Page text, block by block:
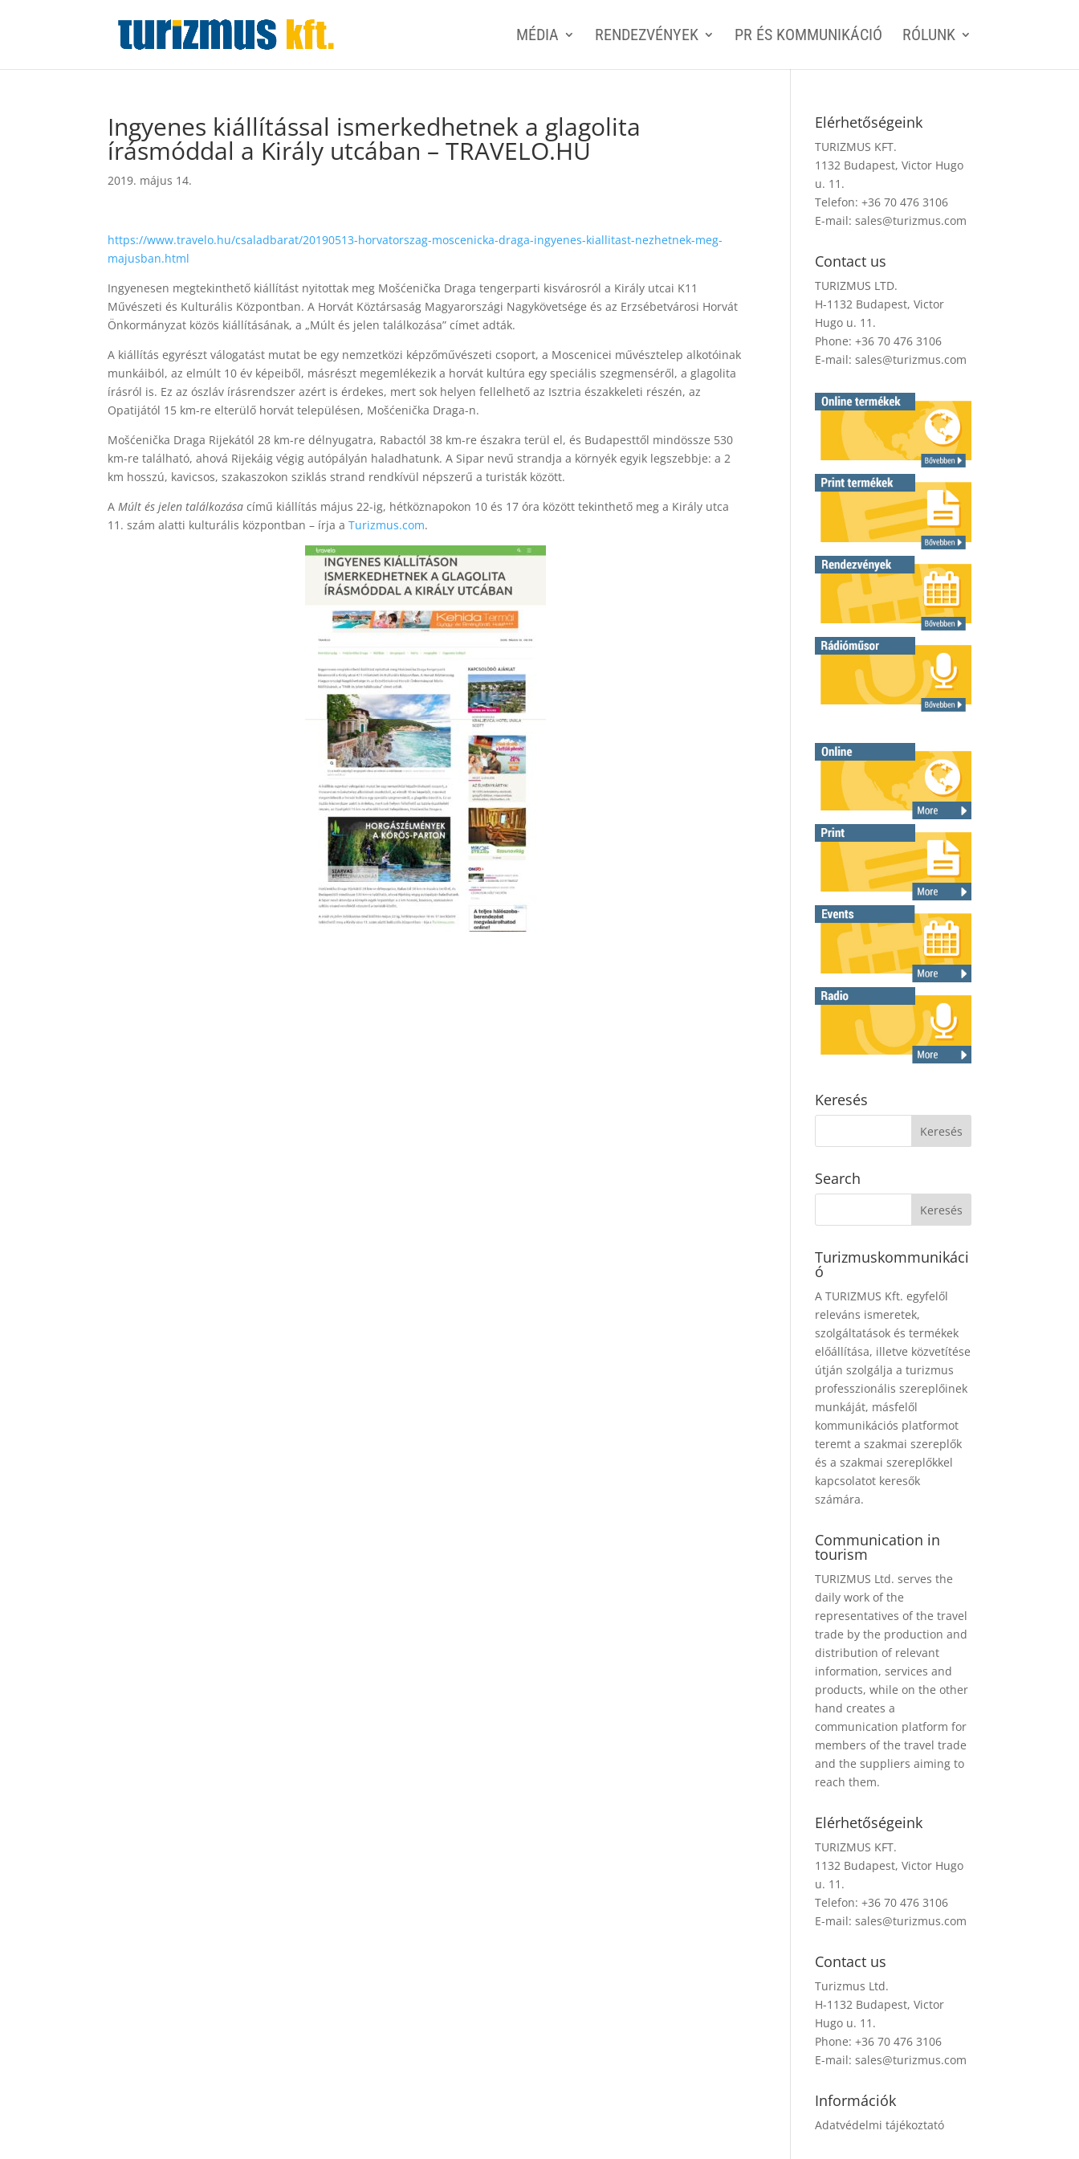
MÉDIA RENDEZVÉNYEK PR ÉS KOMMUNIKÁCIÓ RÓLUNK
Ingyenes kiállítással ismerkedhetnek a glagolita
írásmóddal a Király utcában – TRAVELO.HU
2019. május 14.
https://www.travelo.hu/csaladbarat/20190513-horvatorszag-moscenicka-draga-ingyenes-kiallitast-nezhetnek-meg-
majusban.html
Ingyenesen megtekinthető kiállítást nyitottak meg Mošćenička Draga tengerparti kisvárosról a Király utcai K11
Művészeti és Kulturális Központban. A Horvát Köztársaság Magyarországi Nagykövetsége és az Erzsébetvárosi Horvát
Önkormányzat közös kiállításának, a „Múlt és jelen találkozása” címet adták.
A kiállítás egyrészt válogatást mutat be egy nemzetközi képzőművészeti csoport, a Moscenicei művésztelep alkotóinak
munkáiból, az elmúlt 10 év képeiből, másrészt megemlékezik a horvát kultúra egy speciális szegmenséről, a glagolita
írásról is. Ez az ószláv írásrendszer azért is érdekes, mert sok helyen fellelhető az Isztria északkeleti részén, az
Opatijától 15 km-re elterülő horvát településen, Mošćenička Draga-n.
Mošćenička Draga Rijekától 28 km-re délnyugatra, Rabactól 38 km-re északra terül el, és Budapesttől mindössze 530
km-re található, ahová Rijekáig végig autópályán haladhatunk. A Sipar nevű strandja a környék egyik legszebbje: a 2
km hosszú, kavicsos, szakaszokon sziklás strand rendkívül népszerű a turisták között.
AMúlt és jelen találkozása című kiállítás május 22-ig, hétköznapokon 10 és 17 óra között tekinthető meg a Király utca
11. szám alatti kulturális központban – írja aTurizmus.com.
Elérhetőségeink
TURIZMUS KFT.
1132 Budapest, Victor Hugo
u. 11.
Telefon: +36 70 476 3106
E-mail:sales@turizmus.com
Contact us
TURIZMUS LTD.
H-1132 Budapest, Victor
Hugo u. 11.
Phone: +36 70 476 3106
E-mail:sales@turizmus.com
Keresés
Search
Turizmuskommunikáci
ó
A TURIZMUS Kft. egyfelől
releváns ismeretek,
szolgáltatások és termékek
előállítása, illetve közvetítése
útján szolgálja a turizmus
professzionális szereplőinek
munkáját, másfelől
kommunikációs platformot
teremt a szakmai szereplők
és a szakmai szereplőkkel
kapcsolatot keresők
számára.
Communication in
tourism
TURIZMUS Ltd. serves the
daily work of the
representatives of the travel
trade by the production and
distribution of relevant
information, services and
products, while on the other
hand creates a
communication platform for
members of the travel trade
and the suppliers aiming to
reach them.
Elérhetőségeink
TURIZMUS KFT.
1132 Budapest, Victor Hugo
u. 11.
Telefon: +36 70 476 3106
E-mail:sales@turizmus.com
Contact us
Turizmus Ltd.
H-1132 Budapest, Victor
Hugo u. 11.
Phone: +36 70 476 3106
E-mail:sales@turizmus.com
Információk
Adatvédelmi tájékoztató